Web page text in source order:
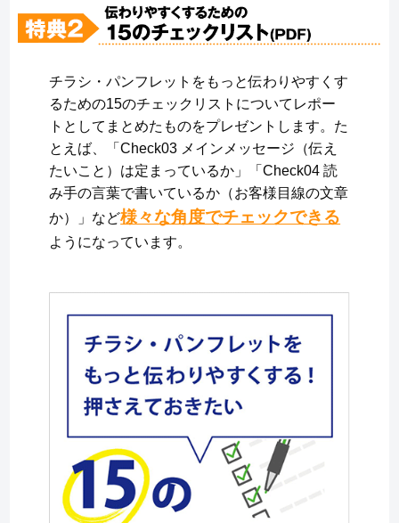
チラシ・パンフレットをもっと伝わりやすくす
るための15のチェックリストについてレポー
トとしてまとめたものをプレゼントします。た
とえば、「Check03 メインメッセージ（伝え
たいこと）は定まっているか」「Check04 読
み手の言葉で書いているか（お客様目線の文章
か）」など様々な角度でチェックできる
ようになっています。